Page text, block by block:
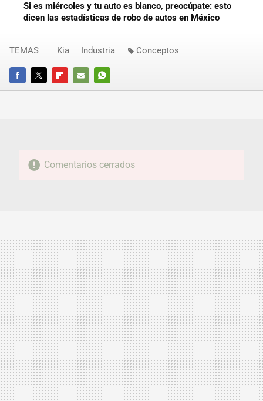
Si es miércoles y tu auto es blanco, preocúpate: esto
dicen las estadísticas de robo de autos en México
FACEBOOKTWITTERFLIPBOARD
E-
WHATSAPP
TEMAS Kia Industria Conceptos
Comentarios cerrados